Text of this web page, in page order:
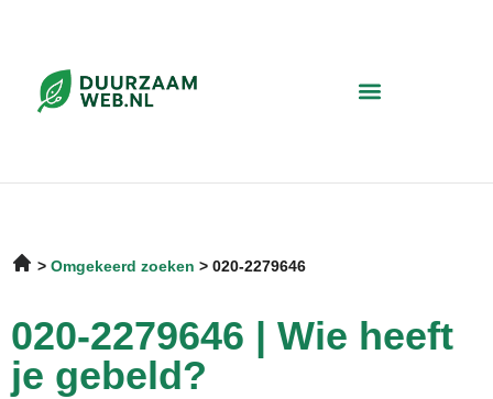
Omgekeerd zoeken 020-2279646
020-2279646 | Wie heeft
je gebeld?